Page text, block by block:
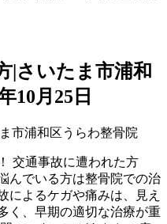
|さいたま市浦和
10月25日
交通事故に遭われた方
んでいる方は整骨院での治
によるケガや痛みは、見え
く、早期の適切な治療が重